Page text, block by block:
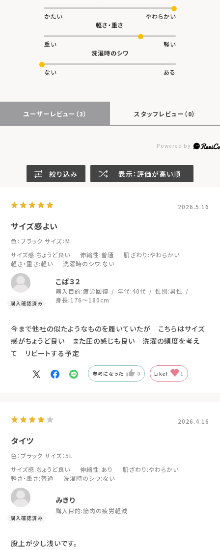
かたい
やわらかい
軽さ・重さ
重い
軽い
洗濯時のシワ
ない ある
ユーザーレビュー （3） スタッフレビュー （0）
絞り込み 表示：評価が高い順
2026.5.16
サイズ感よい
色：ブラック サイズ：M
サイズ感:ちょうど良い 伸縮性:普通 肌ざわり :やわらかい
軽さ・重さ:軽い 洗濯時のシワ:ない
こば３２
購入目的:疲労回復 年代:40代 性別:男性
身長:176～180cm
今まで他社の似たようなものを履いていたが こちらはサイズ
感がちょうど良い また圧の感じも良い 洗濯の頻度を考え
て リピートする予定
参考になった 0 Like! 1
2026.4.16
タイツ
色：ブラック サイズ：5L
サイズ感:ちょうど良い 伸縮性:あり 肌ざわり :やわらかい
軽さ・重さ:普通 洗濯時のシワ:ない
みきり
購入目的:筋肉の疲労軽減
股上が少し浅いです。